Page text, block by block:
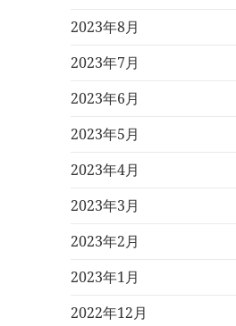
2023年8月
2023年7月
2023年6月
2023年5月
2023年4月
2023年3月
2023年2月
2023年1月
2022年12月